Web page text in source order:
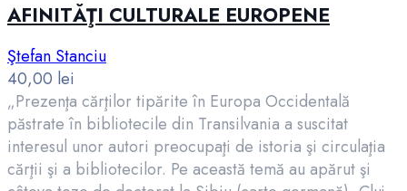
AFINITĂŢI CULTURALE EUROPENE
Ştefan Stanciu
40,00 lei
„Prezenţa cărţilor tipărite în Europa Occidentală
păstrate în bibliotecile din Transilvania a suscitat
interesul unor autori preocupaţi de istoria şi circulaţia
cărţii şi a bibliotecilor. Pe această temă au apărut şi